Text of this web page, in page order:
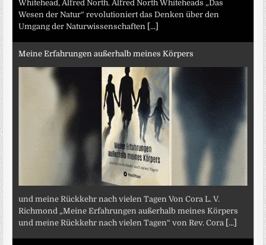
Whitehead, Alfred North. Alfred North Whiteheads „Das
Wesen der Natur“ revolutioniert das Denken über den
Umgang der Naturwissenschaften [...]
Meine Erfahrungen außerhalb meines Körpers
und meine Rückkehr nach vielen Tagen Von Cora L. V.
Richmond „Meine Erfahrungen außerhalb meines Körpers
und meine Rückkehr nach vielen Tagen“ von Rev. Cora [...]